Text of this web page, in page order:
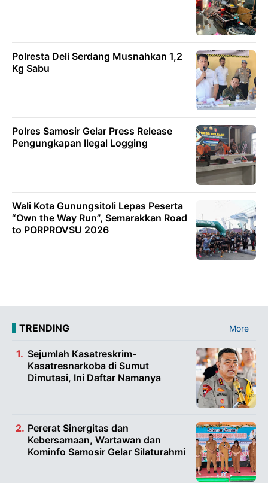
Polresta Deli Serdang Musnahkan 1,2
Kg Sabu
Polres Samosir Gelar Press Release
Pengungkapan Ilegal Logging
Wali Kota Gunungsitoli Lepas Peserta
“Own the Way Run”, Semarakkan Road
to PORPROVSU 2026
TRENDING More
Sejumlah Kasatreskrim-
Kasatresnarkoba di Sumut
Dimutasi, Ini Daftar Namanya
Pererat Sinergitas dan
Kebersamaan, Wartawan dan
Kominfo Samosir Gelar Silaturahmi